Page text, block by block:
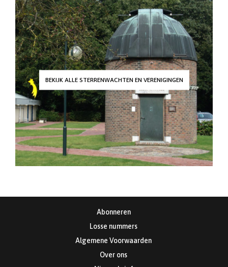
BEKIJK ALLE STERRENWACHTEN EN VERENIGINGEN
Abonneren
Losse nummers
Algemene Voorwaarden
Over ons